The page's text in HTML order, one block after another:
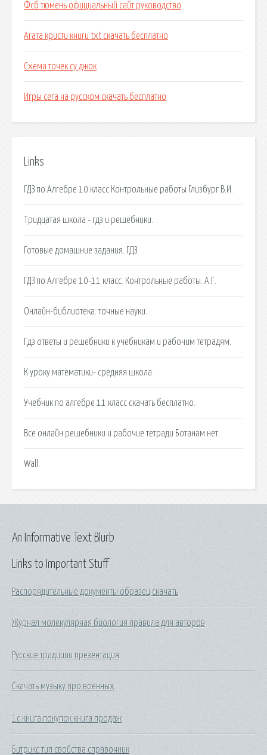
Фсб тюмень официальный сайт руководство
Агата кристи книги txt скачать бесплатно
Схема точек су джок
Игры сега на русском скачать бесплатно
Links
ГДЗ по Алгебре 10 класс Контрольные работы Глизбург В.И.
Тридцатая школа - гдз и решебники.
Готовые домашние задания. ГДЗ.
ГДЗ по Алгебре 10-11 класс. Контрольные работы. А.Г.
Онлайн-библиотека: точные науки.
Гдз ответы и решебники к учебникам и рабочим тетрадям.
К уроку математики- средняя школа.
Учебник по алгебре 11 класс скачать бесплатно.
Все онлайн решебники и рабочие тетради Ботанам.нет.
Wall.
Links to Important Stuff
Распорядительные документы образец скачать
Журнал молекулярная биология правила для авторов
Русские традиции презентация
Скачать музыку про военных
1с книга покупок книга продаж
Битрикс тип свойства справочник
An Informative Text Blurb